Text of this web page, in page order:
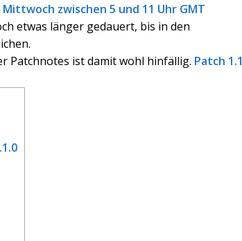
Mittwoch zwischen 5 und 11 Uhr GMT
etwas länger gedauert, bis in den
Patchnotes ist damit wohl hinfällig. Patch 1.1